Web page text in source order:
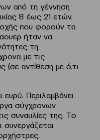
από τη γέννηση
8 έως 21 ετών.
που φορούν τα
ήταν να
τη
με τις
(σε αντίθεση με ό,τι
Περιλαμβάνει
σύγχρονων
συναυλίες της. Το
συνεργάζεται